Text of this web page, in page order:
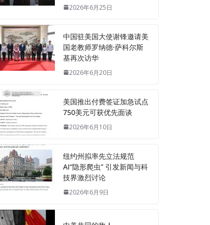
2026年6月25日
中国驻美国大使谢锋邀请美
国老教师罗纳德·萨科尔斯
基再次访华
2026年6月20日
美国推出付费签证加急试点
750美元可获优先面谈
2026年6月10日
纽约州拟率先立法规范
AI“隐形爬虫” 引发新闻与科
技界激烈讨论
2026年6月9日